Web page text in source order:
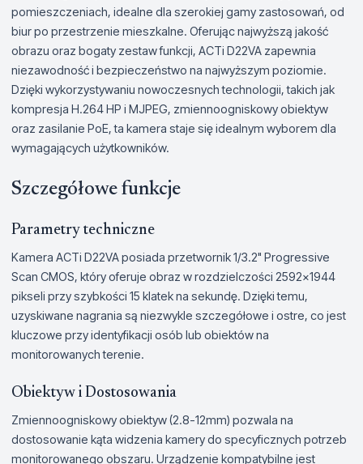
pomieszczeniach, idealne dla szerokiej gamy zastosowań, od
biur po przestrzenie mieszkalne. Oferując najwyższą jakość
obrazu oraz bogaty zestaw funkcji, ACTi D22VA zapewnia
niezawodność i bezpieczeństwo na najwyższym poziomie.
Dzięki wykorzystywaniu nowoczesnych technologii, takich jak
kompresja H.264 HP i MJPEG, zmiennoogniskowy obiektyw
oraz zasilanie PoE, ta kamera staje się idealnym wyborem dla
wymagających użytkowników.
Szczegółowe funkcje
Parametry techniczne
Kamera ACTi D22VA posiada przetwornik 1/3.2" Progressive
Scan CMOS, który oferuje obraz w rozdzielczości 2592x1944
pikseli przy szybkości 15 klatek na sekundę. Dzięki temu,
uzyskiwane nagrania są niezwykle szczegółowe i ostre, co jest
kluczowe przy identyfikacji osób lub obiektów na
monitorowanych terenie.
Obiektyw i Dostosowania
Zmiennoogniskowy obiektyw (2.8-12mm) pozwala na
dostosowanie kąta widzenia kamery do specyficznych potrzeb
monitorowanego obszaru. Urządzenie kompatybilne jest